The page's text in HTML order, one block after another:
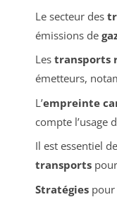
Le secteur des
émissions de
Les transports
émetteurs,
L’empreinte
compte l’usage
Il est essentiel
transports
Stratégiespour